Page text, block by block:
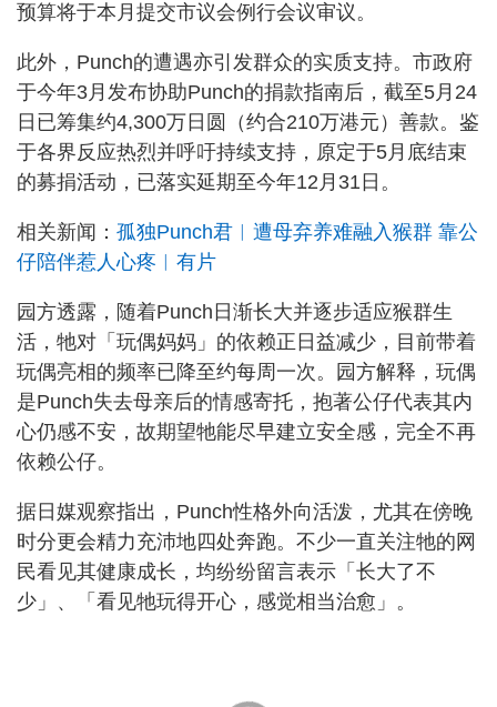
预算将于本月提交市议会例行会议审议。
此外，Punch的遭遇亦引发群众的实质支持。市政府
于今年3月发布协助Punch的捐款指南后，截至5月24
日已筹集约4,300万日圆（约合210万港元）善款。鉴
于各界反应热烈并呼吁持续支持，原定于5月底结束
的募捐活动，已落实延期至今年12月31日。
相关新闻： 孤独Punch君︱遭母弃养难融入猴群 靠公
仔陪伴惹人心疼︱有片
园方透露，随着Punch日渐长大并逐步适应猴群生
活，牠对「玩偶妈妈」的依赖正日益减少，目前带着
玩偶亮相的频率已降至约每周一次。园方解释，玩偶
是Punch失去母亲后的情感寄托，抱著公仔代表其内
心仍感不安，故期望牠能尽早建立安全感，完全不再
依赖公仔。
据日媒观察指出，Punch性格外向活泼，尤其在傍晚
时分更会精力充沛地四处奔跑。不少一直关注牠的网
民看见其健康成长，均纷纷留言表示「长大了不
少」、「看见牠玩得开心，感觉相当治愈」。